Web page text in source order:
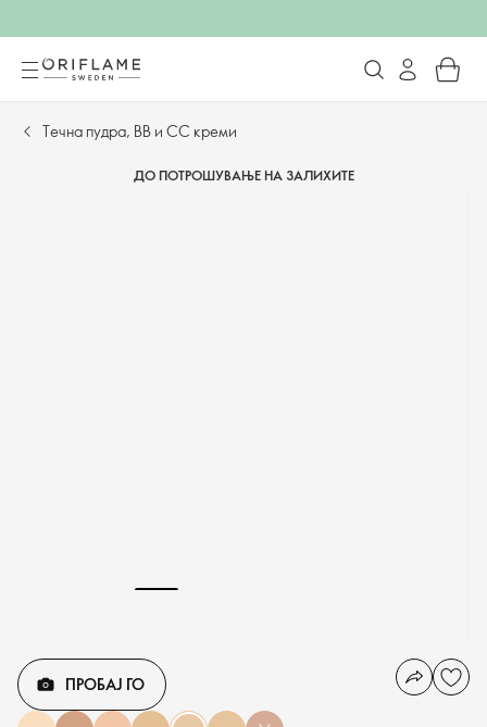
Течна пудра, BB и CC креми
ДО ПОТРОШУВАЊЕ НА ЗАЛИХИТЕ
ПРОБАЈ ГО